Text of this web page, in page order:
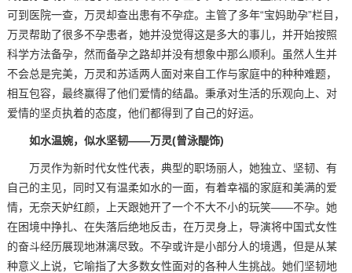
可到医院一查，万灵却查出患有不孕症。主管了多年“宝妈助孕”栏目，
万灵帮助了很多不孕患者，她并没觉得这是多大的事儿，并开始按照
科学方法备孕，然而备孕之路却并没有想象中那么顺利。虽然人生并
不会总是完美，万灵和苏适两人面对来自工作与家庭中的种种难题，
相互包容，最终赢得了他们爱情的结晶。秉承对生活的乐观向上、对
爱情的坚贞执着的态度，他们都得到了自己的好运。
如水温婉，似水坚韧——万灵(曾泳醍饰)
万灵作为新时代女性代表，典型的职场丽人，她独立、坚韧、有
自己的主见，同时又有温柔如水的一面，有着幸福的家庭和美满的爱
情，无奈天妒红颜，上天跟她开了一个不大不小的玩笑——不孕。她
在困境中挣扎、在失落后绝地反击，在万灵身上，导演将中国式女性
的奋斗经历展现地淋漓尽致。不孕或许是小部分人的境遇，但是从某
种意义上说，它喻指了大多数女性面对的各种人生挑战。她们坚韧地